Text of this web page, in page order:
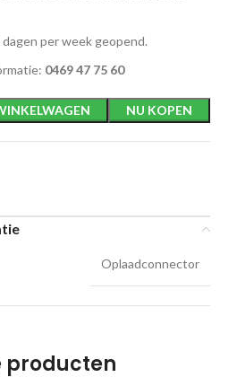
dagen per week geopend.
0469 47 75 60
NU KOPEN
Oplaadconnector
producten